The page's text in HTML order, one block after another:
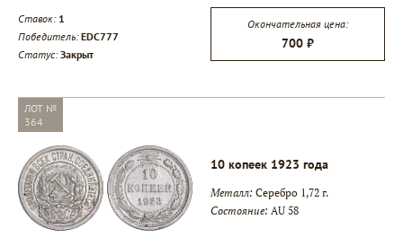
Ставок: 1
Победитель: EDC777
Статус:Закрыт
Окончательная цена:
700 ₽
ЛОТ №
364
10 копеек 1923 года
Металл: Серебро 1,72 г.
Состояние: AU 58